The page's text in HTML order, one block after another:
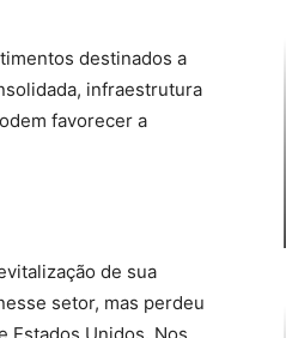
destinados a
infraestrutura
favorecer a
de sua
setor, mas perdeu